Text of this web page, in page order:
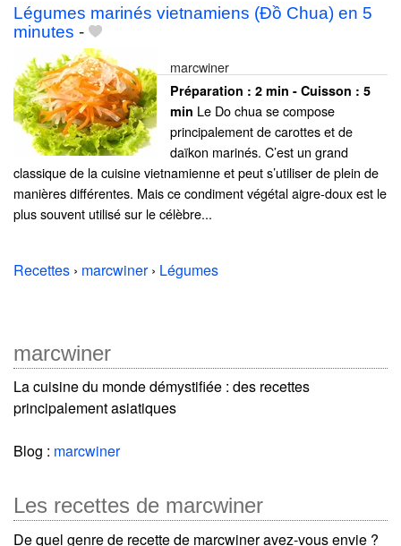
Légumes marinés vietnamiens (Đồ Chua) en 5
minutes -
marcwiner
Préparation : 2 min - Cuisson : 5
min Le Do chua se compose
principalement de carottes et de
daïkon marinés. C’est un grand
classique de la cuisine vietnamienne et peut s’utiliser de plein de
manières différentes. Mais ce condiment végétal aigre-doux est le
plus souvent utilisé sur le célèbre...
Recettes › marcwiner› Légumes
marcwiner
La cuisine du monde démystifiée : des recettes
principalement asiatiques
Blog : marcwiner
Les recettes de marcwiner
De quel genre de recette de marcwiner avez-vous envie ?